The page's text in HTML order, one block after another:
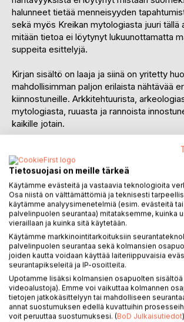
halunneet tietää menneisyyden
sekä myös Kreikan mytologiasta juuri tällä
mitään tietoa ei löytynyt lukuunottamatta
suppeita esittelyjä.
Kirjan sisältö on laaja ja siinä on yritetty
mahdollisimman paljon erilaista nähtävää
kiinnostuneille. Arkkitehtuurista,
mytologiasta, ruuasta ja rannoista
kaikille jotain.
Kirja esittelee Pargan kylät ja niiden
vaiherikkaan historian ja kuuluisan
venetsialaisen linnoituksen. Kirjasta löytyy
Pargasta tehtäviin retkiin, joten vinkkien
astua omaan suureen lomaseikkailuun.
voi olla Nekromanteion, joka sijaitsee
kylässä ja vie meidät antiikin ajan kuolleiden
Laivaretkelle voi lähteä Paxokselle ja
Korfun kaupunkiin. Korfulla voi vierailla
linnoituksissa tai Sissin palatsilla. Kuuluisa
odottaa kahlaajaansa. Siellä Akhilleus-
poikaansa kantapäästä kiinni ja kastoi
portilla kuolemattomaksi.
Tietosuojasi on meille tärkeä
Käytämme evästeitä ja vastaavia teknologioita
Osa niistä on välttämättömiä ja teknisesti
käytämme analyysimenetelmiä (esim. evästeitä
palvelinpuolen seurantaa) mitataksemme, kuinka
vieraillaan ja kuinka sitä käytetään.
Käytämme markkinointitarkoituksiin
palvelinpuolen seurantaa sekä kolmansien
joiden kautta voidaan käyttää laiteriippuvaisia
seurantapikseleitä ja IP-osoitteita.
Upotamme lisäksi kolmansien osapuolten sisältöä
videoalustoja). Emme voi vaikuttaa kolmannen
tietojen jatkokäsittelyyn tai mahdolliseen
annat suostumuksen edellä kuvattuihin
voit peruuttaa suostumuksesi. (BoD Julkaisutiedot)